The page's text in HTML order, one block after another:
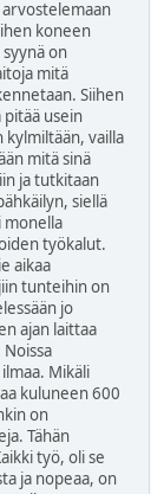
koneen
on
mitä
Siihen
pitää usein
kylmiltään, vailla
mitä sinä
ja tutkitaan
siellä
monella
työkalut.
aikaa
tunteihin on
jo
ajan laittaa
Mikäli
kuluneen 600
on
Tähän
työ, oli se
ja nopeaa, on